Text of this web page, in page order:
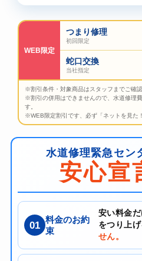
WEB限定
つまり修理
初回限定
蛇口交換
当社指定
※割引条件・対象商品はスタッフまでご確認
※割引の併用はできませんので、水道修理
す。
※WEB限定割引です、必ず「ネットを見た
水道修理緊急セン
安心宣
01 料金のお約
束
安い料金
をつり上
せん。